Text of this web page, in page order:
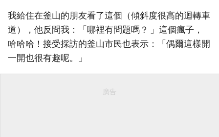
我給住在釜山的朋友看了這個（傾斜度很高的迴轉車
道），他反問我：「哪裡有問題嗎？ 」這個瘋子，
哈哈哈！接受採訪的釜山市民也表示：「偶爾這樣開
一開也很有趣呢。」
廣告